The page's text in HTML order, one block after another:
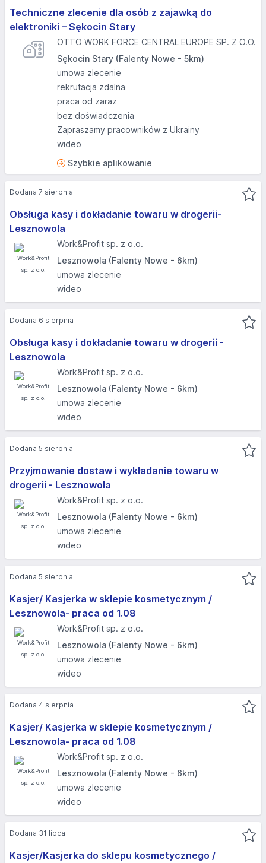
Techniczne zlecenie dla osób z zajawką do
elektroniki – Sękocin Stary
OTTO WORK FORCE CENTRAL EUROPE SP. Z O.O.
Sękocin Stary (Falenty Nowe - 5km)
umowa zlecenie
rekrutacja zdalna
praca od zaraz
bez doświadczenia
Zapraszamy pracowników z Ukrainy
wideo
Szybkie aplikowanie
Obsługa kasy i dokładanie towaru w drogerii-
Lesznowola
Work&Profit sp. z o.o.
Lesznowola (Falenty Nowe - 6km)
umowa zlecenie
wideo
Dodana 7 sierpnia
Obsługa kasy i dokładanie towaru w drogerii -
Lesznowola
Work&Profit sp. z o.o.
Lesznowola (Falenty Nowe - 6km)
umowa zlecenie
wideo
Dodana 6 sierpnia
Przyjmowanie dostaw i wykładanie towaru w
drogerii - Lesznowola
Work&Profit sp. z o.o.
Lesznowola (Falenty Nowe - 6km)
umowa zlecenie
wideo
Dodana 5 sierpnia
Kasjer/ Kasjerka w sklepie kosmetycznym /
Lesznowola- praca od 1.08
Work&Profit sp. z o.o.
Lesznowola (Falenty Nowe - 6km)
umowa zlecenie
wideo
Dodana 5 sierpnia
Kasjer/ Kasjerka w sklepie kosmetycznym /
Lesznowola- praca od 1.08
Work&Profit sp. z o.o.
Lesznowola (Falenty Nowe - 6km)
umowa zlecenie
wideo
Dodana 4 sierpnia
Kasjer/Kasjerka do sklepu kosmetycznego /
Dodana 31 lipca